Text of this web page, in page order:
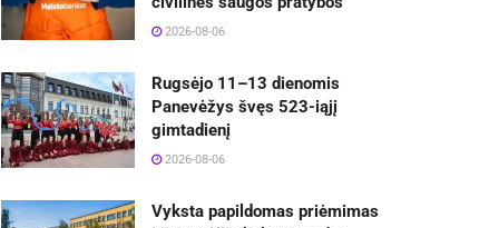
2026-08-06
Rugsėjo 11–13 dienomis
Panevėžys švęs 523-iąjį
gimtadienį
2026-08-06
Vyksta papildomas priėmimas